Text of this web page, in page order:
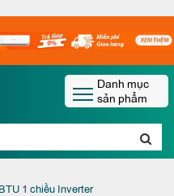
Danh mục
sản phẩm
1 chiều Inverter